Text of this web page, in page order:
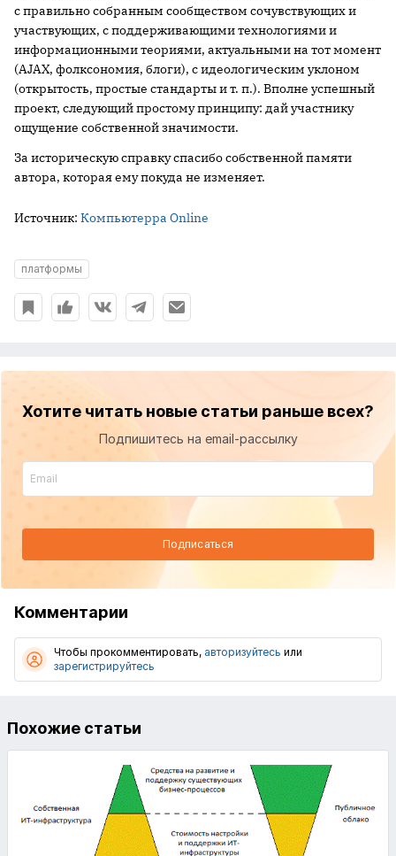
с правильно собранным сообществом сочувствующих и
участвующих, с поддерживающими технологиями и
информационными теориями, актуальными на тот момент
(AJAX, фолксономия, блоги), с идеологическим уклоном
(открытость, простые стандарты и т. п.). Вполне успешный
проект, следующий простому принципу: дай участнику
ощущение собственной значимости.
За историческую справку спасибо собственной памяти
автора, которая ему покуда не изменяет.
Источник: Компьютерра Online
платформы
Хотите читать новые статьи раньше всех?
Подпишитесь на email-рассылку
Подписаться
Комментарии
Чтобы прокомментировать, авторизуйтесь или
зарегистрируйтесь
Похожие статьи